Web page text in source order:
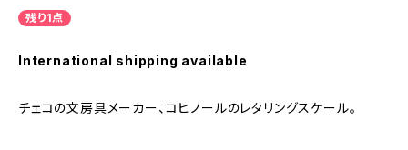
残り1点
International shipping available
チェコの文房具メーカー、コヒノールのレタリングスケール。